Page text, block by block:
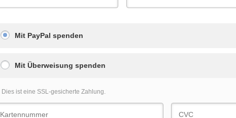
Mit PayPal spenden
Mit Überweisung spenden
Dies ist eine SSL-gesicherte Zahlung.